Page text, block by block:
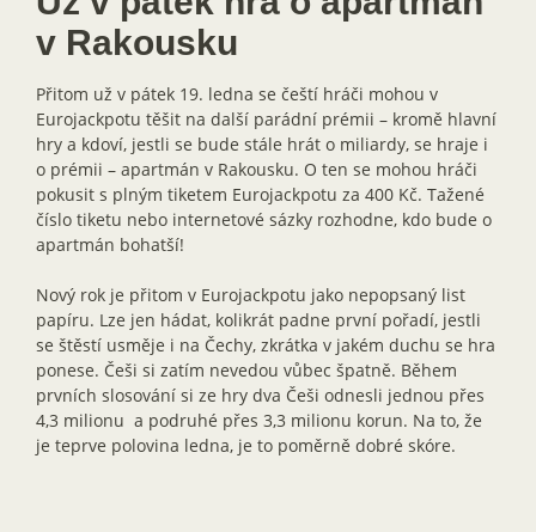
v Rakousku
Přitom už v pátek 19. ledna se čeští hráči mohou v
Eurojackpotu těšit na další parádní prémii – kromě hlavní
hry a kdoví, jestli se bude stále hrát o miliardy, se hraje i
o prémii – apartmán v Rakousku. O ten se mohou hráči
pokusit s plným tiketem Eurojackpotu za 400 Kč. Tažené
číslo tiketu nebo internetové sázky rozhodne, kdo bude o
apartmán bohatší!
Nový rok je přitom v Eurojackpotu jako nepopsaný list
papíru. Lze jen hádat, kolikrát padne první pořadí, jestli
se štěstí usměje i na Čechy, zkrátka v jakém duchu se hra
ponese. Češi si zatím nevedou vůbec špatně. Během
prvních slosování si ze hry dva Češi odnesli jednou přes
4,3 milionu a podruhé přes 3,3 milionu korun. Na to, že
je teprve polovina ledna, je to poměrně dobré skóre.